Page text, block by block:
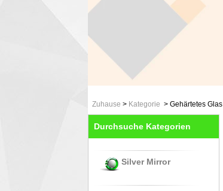
Zuhause > Kategorie > Gehärtetes Glas
Durchsuche Kategorien
Silver Mirror